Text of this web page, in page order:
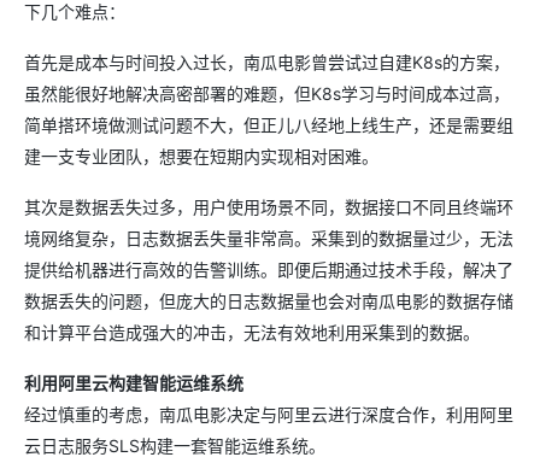
下几个难点：
首先是成本与时间投入过长，南瓜电影曾尝试过自建K8s的方案，
虽然能很好地解决高密部署的难题，但K8s学习与时间成本过高，
简单搭环境做测试问题不大，但正儿八经地上线生产，还是需要组
建一支专业团队，想要在短期内实现相对困难。
其次是数据丢失过多，用户使用场景不同，数据接口不同且终端环
境网络复杂，日志数据丢失量非常高。采集到的数据量过少，无法
提供给机器进行高效的告警训练。即便后期通过技术手段，解决了
数据丢失的问题，但庞大的日志数据量也会对南瓜电影的数据存储
和计算平台造成强大的冲击，无法有效地利用采集到的数据。
利用阿里云构建智能运维系统
经过慎重的考虑，南瓜电影决定与阿里云进行深度合作，利用阿里
云日志服务SLS构建一套智能运维系统。